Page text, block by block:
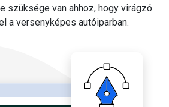
szüksége van ahhoz, hogy virágzó
a versenyképes autóiparban.